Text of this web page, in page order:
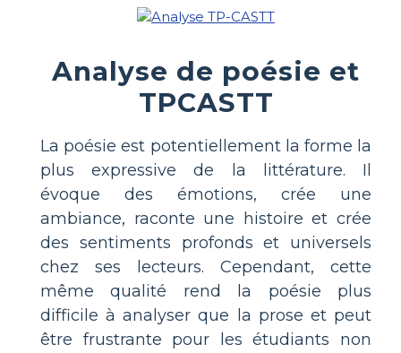
Analyse de poésie et
TPCASTT
La poésie est potentiellement la forme la
plus expressive de la littérature. Il
évoque des émotions, crée une
ambiance, raconte une histoire et crée
des sentiments profonds et universels
chez ses lecteurs. Cependant, cette
même qualité rend la poésie plus
difficile à analyser que la prose et peut
être frustrante pour les étudiants non